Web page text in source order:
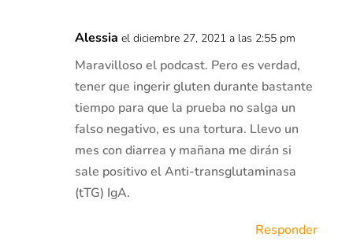
Alessia el diciembre 27, 2021 a las 2:55 pm
Maravilloso el podcast. Pero es verdad,
tener que ingerir gluten durante bastante
tiempo para que la prueba no salga un
falso negativo, es una tortura. Llevo un
mes con diarrea y mañana me dirán si
sale positivo el Anti-transglutaminasa
(tTG) IgA.
Responder